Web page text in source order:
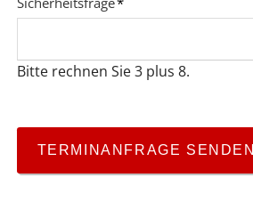
Bitte rechnen Sie 3 plus 8.
TERMINANFRAGE SENDEN